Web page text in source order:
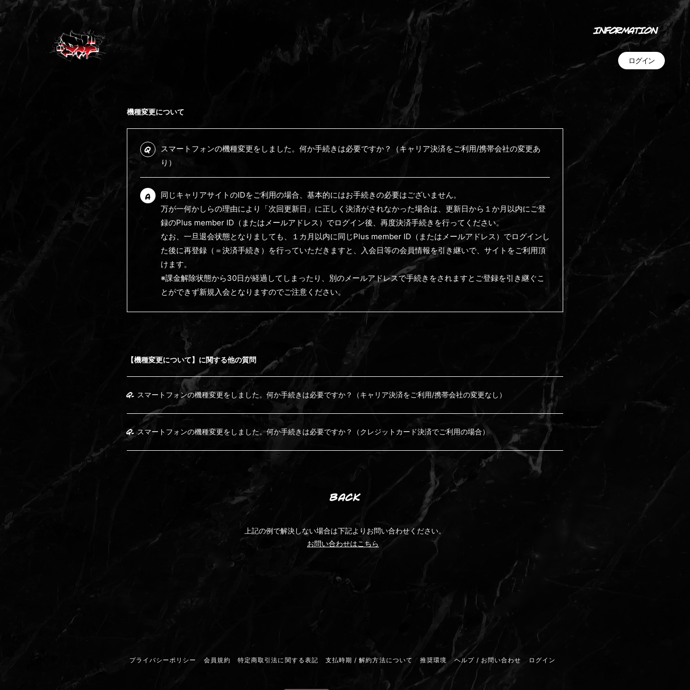
INFORMATION
ログイン
機種変更について
Q
スマートフォンの機種変更をしました。何か手続きは必要ですか？（キャリア決済をご利用/携帯会社の変更あ
り）
A
同じキャリアサイトのIDをご利用の場合、基本的にはお手続きの必要はございません。
万が一何かしらの理由により「次回更新日」に正しく決済がされなかった場合は、更新日から１か月以内にご登
録のPlus member ID（またはメールアドレス）でログイン後、再度決済手続きを行ってください。
なお、一旦退会状態となりましても、１カ月以内に同じPlus member ID（またはメールアドレス）でログインし
た後に再登録（＝決済手続き）を行っていただきますと、入会日等の会員情報を引き継いで、サイトをご利用頂
けます。
※課金解除状態から30日が経過してしまったり、別のメールアドレスで手続きをされますとご登録を引き継ぐこ
とができず新規入会となりますのでご注意ください。
【機種変更について】に関する他の質問
Q. スマートフォンの機種変更をしました。何か手続きは必要ですか？（キャリア決済をご利用/携帯会社の変更なし）
Q. スマートフォンの機種変更をしました。何か手続きは必要ですか？（クレジットカード決済でご利用の場合）
BACK
上記の例で解決しない場合は下記よりお問い合わせください。
お問い合わせはこちら
プライバシーポリシー 会員規約 特定商取引法に関する表記 支払時期 / 解約方法について 推奨環境 ヘルプ / お問い合わせ ログイン